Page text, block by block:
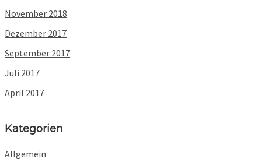
November 2018
Dezember 2017
September 2017
Juli 2017
April 2017
Kategorien
Allgemein